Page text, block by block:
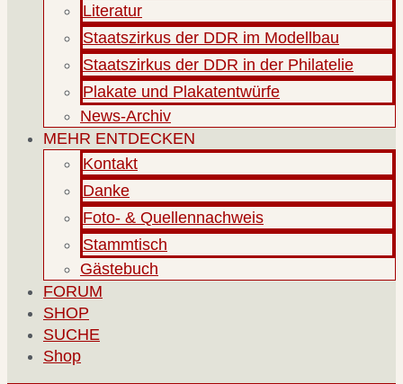
Literatur
Staatszirkus der DDR im Modellbau
Staatszirkus der DDR in der Philatelie
Plakate und Plakatentwürfe
News-Archiv
MEHR ENTDECKEN
Kontakt
Danke
Foto- & Quellennachweis
Stammtisch
Gästebuch
FORUM
SHOP
SUCHE
Shop